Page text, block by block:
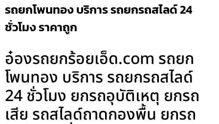
รถยกโพนทอง บริการ รถยกรถสไลด์ 24
ชั่วโมง ราคาถูก
อ๋องรถยกร้อยเอ็ด.com รถยก
โพนทอง บริการ รถยกรถสไลด์
24 ชั่วโมง ยกรถอุบัติเหตุ ยกรถ
เสีย รถสไลด์ถาดกองพื้น ยกรถ